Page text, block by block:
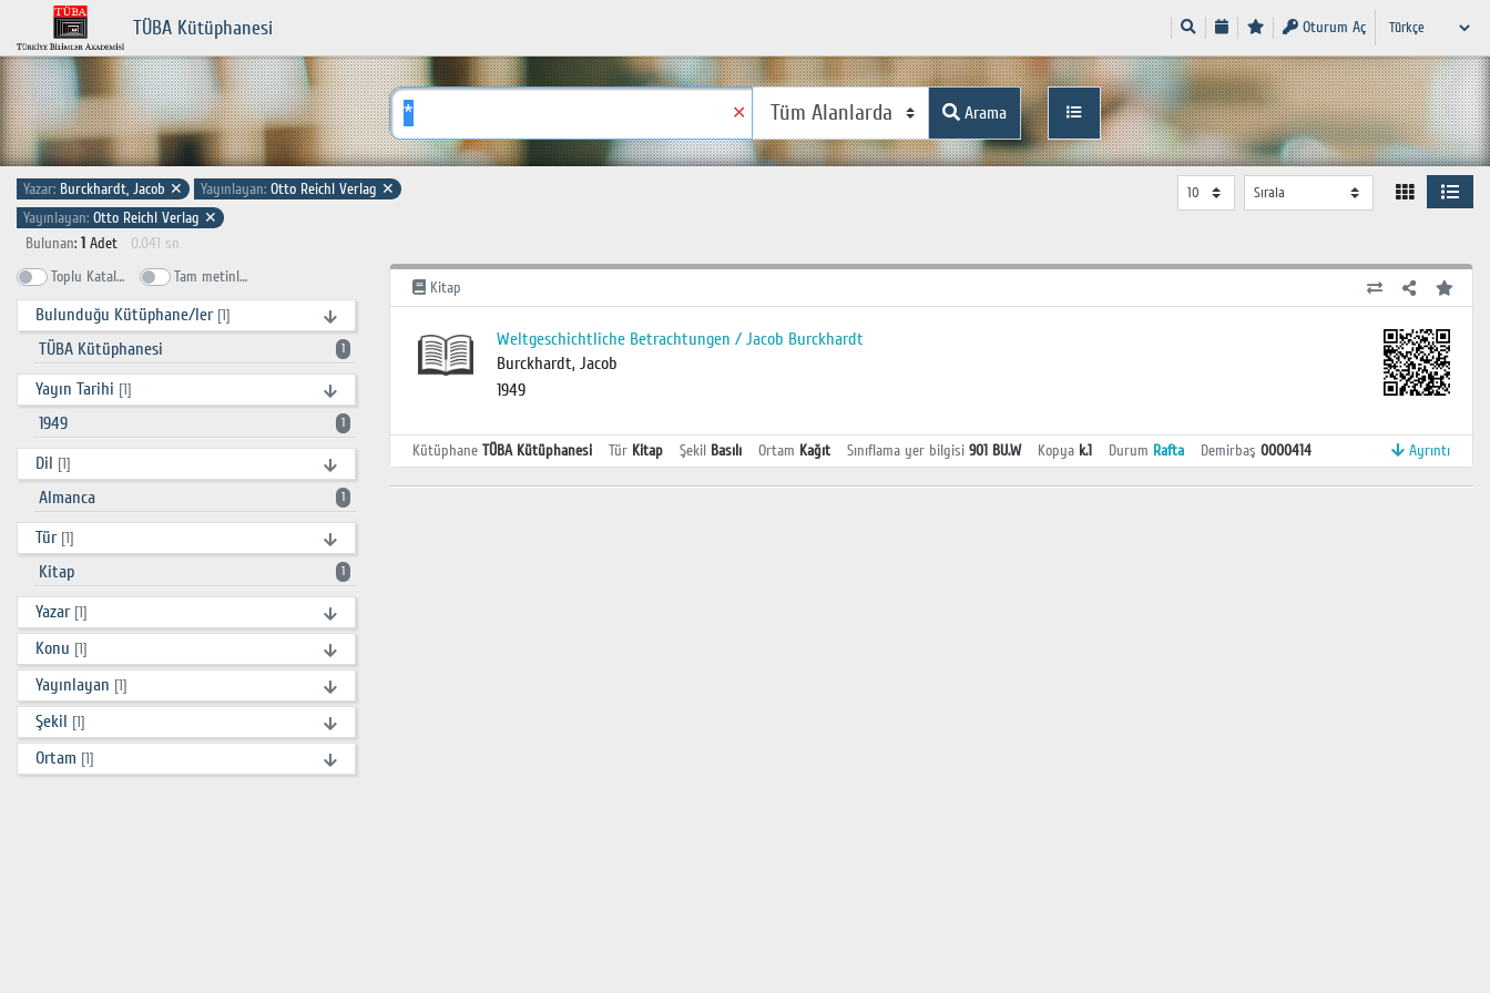
TÜBA Kütüphanesi Oturum Aç
✕ Arama
Yazar: Burckhardt, Jacob ✕ Yayınlayan: Otto Reichl Verlag ✕
Yayınlayan: Otto Reichl Verlag ✕
Bulunan: 1 Adet
0.041 sn
Toplu Katalog
Tam metinlerde ara
Bulunduğu Kütüphane/ler [1]
TÜBA Kütüphanesi 1
Yayın Tarihi [1]
1949 1
Dil [1]
Almanca 1
Tür [1]
Kitap 1
Yazar [1]
Konu [1]
Yayınlayan [1]
Şekil [1]
Ortam [1]
Kitap
Weltgeschichtliche Betrachtungen / Jacob Burckhardt
Burckhardt, Jacob
1949
Kütüphane TÜBA Kütüphanesi Tür Kitap Şekil Basılı Ortam Kağıt Sınıflama yer bilgisi 901 BU.W Kopya k.1 Durum Rafta Demirbaş 0000414 Ayrıntı